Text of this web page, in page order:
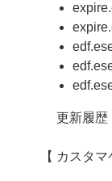
更新履歴
【 カスタ